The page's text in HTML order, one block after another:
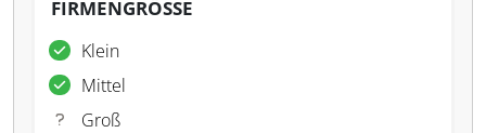
FIRMENGRÖSSE
Klein
Mittel
Groß